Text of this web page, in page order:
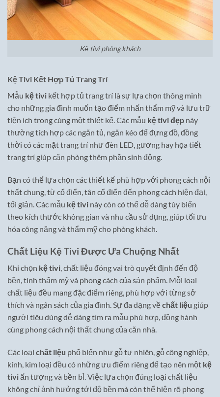
Kệ tivi phòng khách
Kệ Tivi Kết Hợp Tủ Trang Trí
Mẫu kệ tivi kết hợp tủ trang trí là sự lựa chọn thông minh
cho những gia đình muốn tạo điểm nhấn thẩm mỹ và lưu trữ
tiện ích trong cùng một thiết kế. Các mẫu kệ tivi đẹp này
thường tích hợp các ngăn tủ, ngăn kéo để đựng đồ, đồng
thời có các mặt trang trí như đèn LED, gương hay họa tiết
trang trí giúp căn phòng thêm phần sinh động.
Bạn có thể lựa chọn các thiết kế phù hợp với phong cách nội
thất chung, từ cổ điển, tân cổ điển đến phong cách hiện đại,
tối giản. Các mẫu kệ tivi này còn có thể dễ dàng tùy biến
theo kích thước không gian và nhu cầu sử dụng, giúp tối ưu
hóa công năng và thẩm mỹ cho phòng khách.
Chất Liệu Kệ Tivi Được Ưa Chuộng Nhất
Khi chọn kệ tivi, chất liệu đóng vai trò quyết định đến độ
bền, tính thẩm mỹ và phong cách của sản phẩm. Mỗi loại
chất liệu đều mang đặc điểm riêng, phù hợp với từng sở
thích và ngân sách của gia đình. Sự đa dạng vềchất liệu giúp
người tiêu dùng dễ dàng tìm ra mẫu phù hợp, đồng hành
cùng phong cách nội thất chung của căn nhà.
Các loại chất liệu phổ biến như gỗ tự nhiên, gỗ công nghiệp,
kính, kim loại đều có những ưu điểm riêng để tạo nên một kệ
tiviấn tượng và bền bỉ. Việc lựa chọn đúng loại chất liệu
không chỉ ảnh hưởng tới độ bền mà còn thể hiện rõ phong